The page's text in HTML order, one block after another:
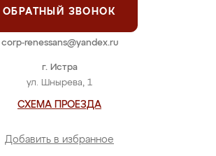
г. Истра
ул. Шнырева, 1
СХЕМА ПРОЕЗДА
Добавить в избранное
ОБРАТНЫЙ ЗВОНОК
corp-renessans@yandex.ru